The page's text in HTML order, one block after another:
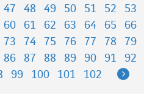
47 48 49 50 51 52
53
60 61 62 63 64 65
66
73 74 75 76 77 78
79
86 87 88 89 90 91
92
99 100 101 102